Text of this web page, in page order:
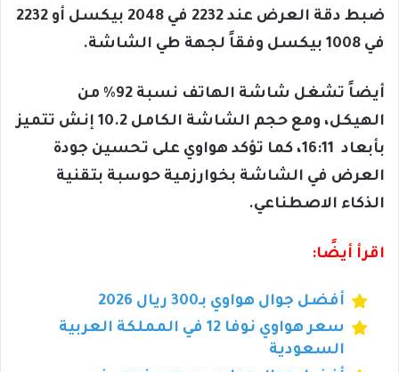
ضبط دقة العرض عند 2232 في 2048 بيكسل أو 2232
في 1008 بيكسل وفقاً لجهة طي الشاشة.
أيضاً تشغل شاشة الهاتف نسبة 92% من
الهيكل، ومع حجم الشاشة الكامل 10.2 إنش تتميز
بأبعاد 16:11، كما تؤكد هواوي على تحسين جودة
العرض في الشاشة بخوارزمية حوسبة بتقنية
الذكاء الاصطناعي.
اقرأ أيضًا:
أفضل جوال هواوي بـ300 ريال 2026
سعر هواوي نوفا 12 في المملكة العربية
السعودية